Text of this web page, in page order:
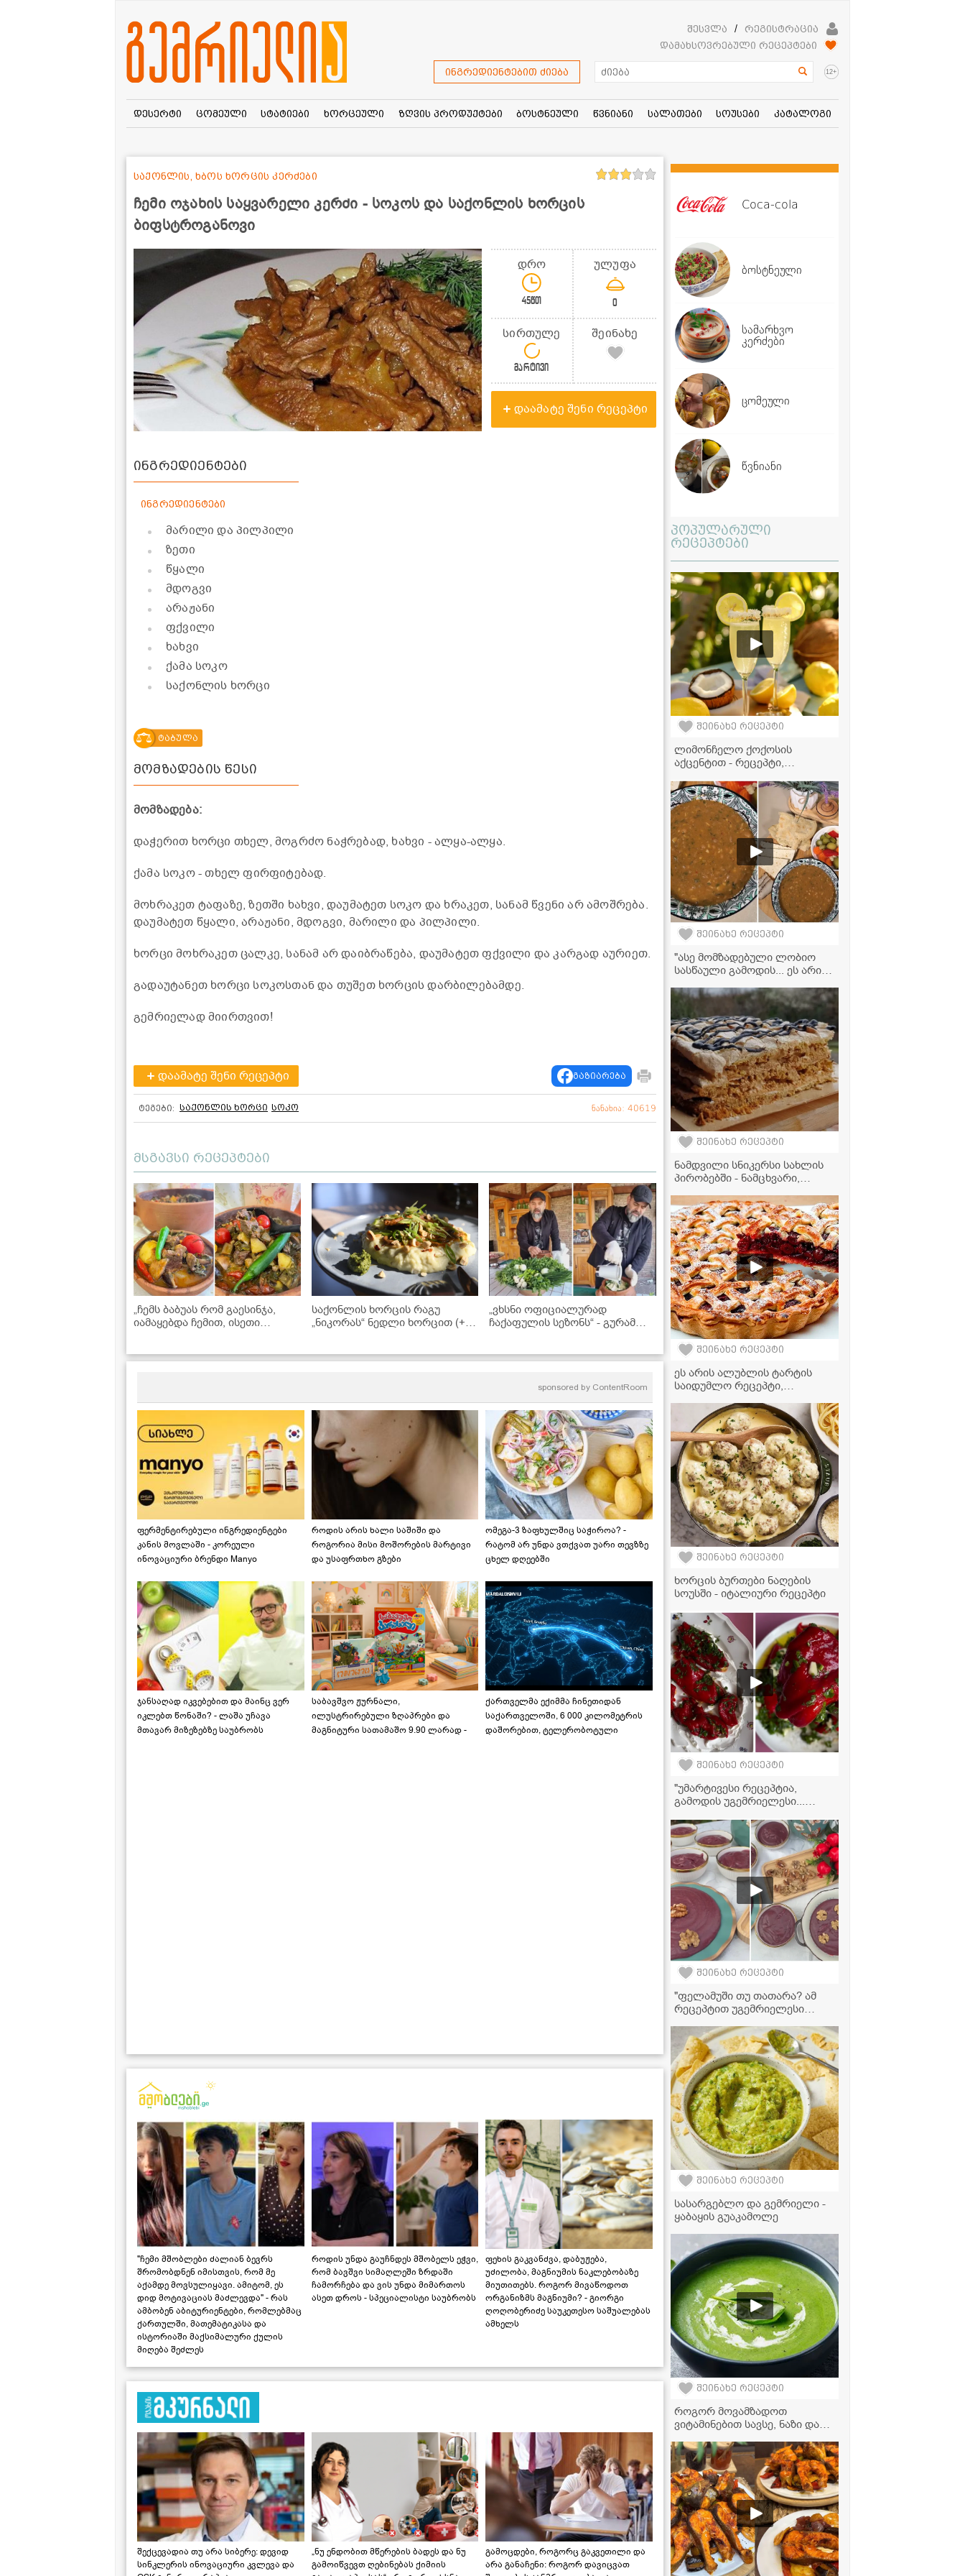
შესვლა /
რეგისტრაცია
დამახსოვრებული რეცეპტები
ინგრედიენტებით ძიება 12+
დესერტი ცომეული სტატიები ხორცეული ზღვის პროდუქტები ბოსტნეული წვნიანი სალათები სოუსები კატალოგი
ჩემი ოჯახის საყვარელი კერძი - სოკოს და საქონლის ხორცის
ბიფსტროგანოვი
საქონლის, ხბოს ხორცის კერძები
დრო
45წთ
ულუფა
0
სირთულე
მარტივი
შეინახე
დაამატე შენი რეცეპტი
ინგრედიენტები
ინგრედიენტები
მარილი და პილპილი
ზეთი
წყალი
მდოგვი
არაჟანი
ფქვილი
ხახვი
ქამა სოკო
საქონლის ხორცი
ტაბულა
მომზადების წესი
მომზადება:
დაჭერით ხორცი თხელ, მოგრძო ნაჭრებად, ხახვი - ალყა-ალყა.
ქამა სოკო - თხელ ფირფიტებად.
მოხრაკეთ ტაფაზე, ზეთში ხახვი, დაუმატეთ სოკო და ხრაკეთ, სანამ წვენი არ ამოშრება.
დაუმატეთ წყალი, არაჟანი, მდოგვი, მარილი და პილპილი.
ხორცი მოხრაკეთ ცალკე, სანამ არ დაიბრაწება, დაუმატეთ ფქვილი და კარგად აურიეთ.
გადაუტანეთ ხორცი სოკოსთან და თუშეთ ხორცის დარბილებამდე.
გემრიელად მიირთვით!
დაამატე შენი რეცეპტი გაზიარება
ტეგები: საქონლის ხორცი სოკო ნანახია: 40619
მსგავსი რეცეპტები
„ჩემს ბაბუას რომ გაესინჯა,
იამაყებდა ჩემით, ისეთი
ხორცით
საქონლის ხორცის რაგუ
„ნიკორას“ ნედლი ხორცით (+
„ვხსნი ოფიციალურად
ჩაქაფულის სეზონს“ - გურამ
sponsored by ContentRoom
ფერმენტირებული ინგრედიენტები
კანის მოვლაში - კორეული
ინოვაციური ბრენდი Manyo
როდის არის ხალი საშიში და
როგორია მისი მოშორების მარტივი
და უსაფრთხო გზები
ომეგა-3 ზაფხულშიც საჭიროა? -
რატომ არ უნდა ვთქვათ უარი თევზზე
ცხელ დღეებში
ჯანსაღად იკვებებით და მაინც ვერ
იკლებთ წონაში? - ლაშა უჩავა
მთავარ მიზეზებზე საუბრობს
საბავშვო ჟურნალი,
ილუსტრირებული ზღაპრები და
მაგნიტური სათამაშო 9.90 ლარად -
ქართველმა ექიმმა ჩინეთიდან
საქართველოში, 6 000 კილომეტრის
დაშორებით, ტელერობოტული
"ჩემი მშობლები ძალიან ბევრს
შრომობდნენ იმისთვის, რომ მე
აქამდე მოვსულიყავი. ამიტომ, ეს
დიდ მოტივაციას მაძლევდა" - რას
ამბობენ აბიტურიენტები, რომლებმაც
ქართულში, მათემატიკასა და
ისტორიაში მაქსიმალური ქულის
მიღება შეძლეს
როდის უნდა გაუჩნდეს მშობელს ეჭვი,
რომ ბავშვი სიმაღლეში ზრდაში
ჩამორჩება და ვის უნდა მიმართოს
ასეთ დროს - სპეციალისტი საუბრობს
ფეხის გაკვანძვა, დაბუჟება,
უძილობა, მაგნიუმის ნაკლებობაზე
მიუთითებს. როგორ მივაწოდოთ
ორგანიზმს მაგნიუმი? - გიორგი
ღოღობერიძე საუკეთესო საშუალებას
ამხელს
შექცევადია თუ არა სიბერე: დევიდ
სინკლერის ინოვაციური კვლევა და
„ნუ ენდობით მწერების ბადეს და ნუ
გამოიწვევთ ღებინებას ქიმიის
გამოცდები, როგორც გაკვეთილი და
არა განაჩენი: როგორ დავიცვათ
Coca-cola
ბოსტნეული
სამარხვო
კერძები
ცომეული
წვნიანი
პოპულარული
რეცეპტები
შეინახე რეცეპტი
ლიმონჩელო ქოქოსის
აქცენტით - რეცეპტი,
წარმოდგენას შეცვლის ამ
სასმელზე!
შეინახე რეცეპტი
"ასე მომზადებული ლობიო
სასწაული გამოდის... ეს არის
რომელიც კერძს საოცრად
აგემრიელებს" - მკითხველის
ვიდეორეცეპტი
შეინახე რეცეპტი
ნამდვილი სნიკერსი სახლის
პირობებში - ნამცხვარი,
შეინახე რეცეპტი
ეს არის ალუბლის ტარტის
საიდუმლო რეცეპტი,
წევრს პირველივე ლუკმაზე
შეაყვარებს თავს!
შეინახე რეცეპტი
ხორცის ბურთები ნაღების
სოუსში - იტალიური რეცეპტი
შეინახე რეცეპტი
"უმარტივესი რეცეპტია,
გამოდის უგემრიელესი...
ტკბილი წიწაკის მარტივი
მარინადი
შეინახე რეცეპტი
"ფელამუში თუ თათარა? ამ
რეცეპტით უგემრიელესი
სცადეთ!" - ვიდეორეცეპტი
შეინახე რეცეპტი
სასარგებლო და გემრიელი -
ყაბაყის გუაკამოლე
შეინახე რეცეპტი
როგორ მოვამზადოთ
ვიტამინებით სავსე, ნაზი და
20 წუთში - ისპანახის კრემ-
სუპის რეცეპტი